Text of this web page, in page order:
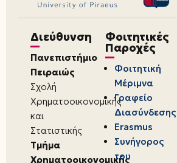
Διεύθυνση
Πανεπιστήμιο
Πειραιώς
Σχολή
Χρηματοοικονομικής
και
Στατιστικής
Τμήμα
Χρηματοοικονομικής
Φοιτητικές
Παροχές
Φοιτητική
Μέριμνα
Γραφείο
Διασύνδεσης
Erasmus
Συνήγορος
του